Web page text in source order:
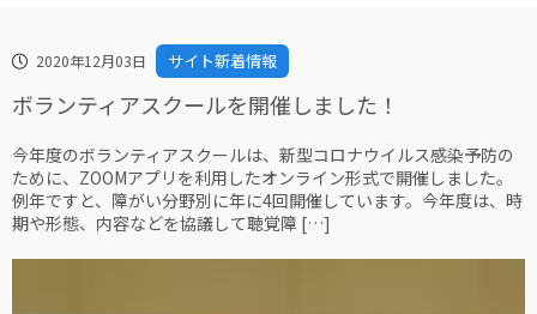
2020年12月03日 サイト新着情報
ボランティアスクールを開催しました！
今年度のボランティアスクールは、新型コロナウイルス感染予防の
ために、ZOOMアプリを利用したオンライン形式で開催しました。
例年ですと、障がい分野別に年に4回開催しています。今年度は、時
期や形態、内容などを協議して聴覚障 […]